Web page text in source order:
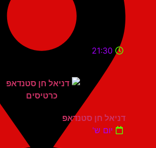
21:30
דניאל חן סטנדאפ
יום ש'